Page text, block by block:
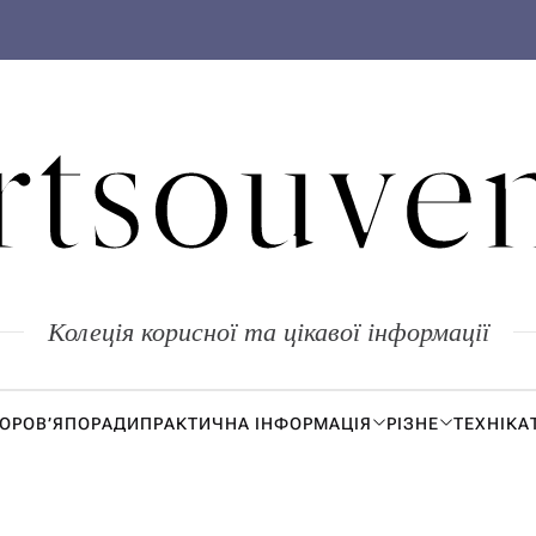
Колеція корисної та цікавої інформації
ПОРАДИПРАКТИЧНА ІНФОРМАЦІЯ РІЗНЕ ТЕХНІКА